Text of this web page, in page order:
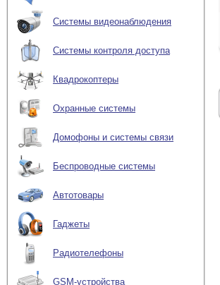
Системы видеонаблюдения
Системы контроля доступа
Квадрокоптеры
Охранные системы
Домофоны и системы связи
Беспроводные системы
Автотовары
Гаджеты
Радиотелефоны
GSM-устройства